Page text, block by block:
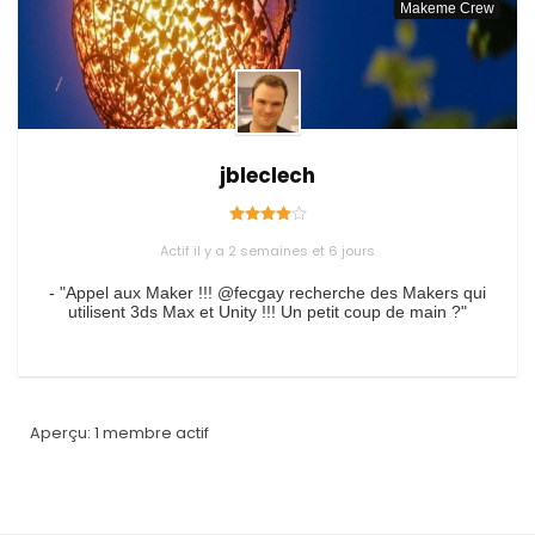
Makeme Crew
jbleclech
Actif il y a 2 semaines et 6 jours
- "Appel aux Maker !!! @fecgay recherche des Makers qui
utilisent 3ds Max et Unity !!! Un petit coup de main ?"
Aperçu: 1 membre actif